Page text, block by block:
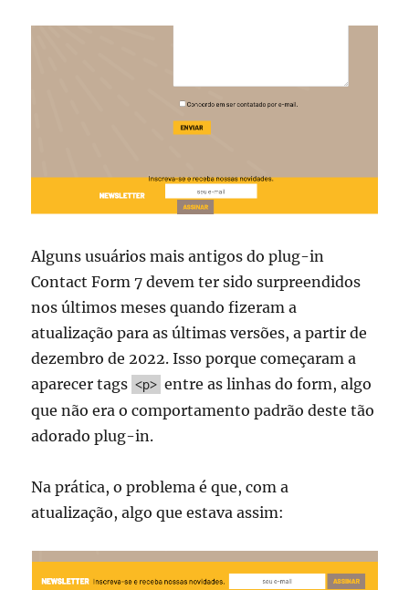
Alguns usuários mais antigos do plug-in
Contact Form 7 devem ter sido surpreendidos
nos últimos meses quando fizeram a
atualização para as últimas versões, a partir de
dezembro de 2022. Isso porque começaram a
aparecer tags <p> entre as linhas do form, algo
que não era o comportamento padrão deste tão
adorado plug-in.
Na prática, o problema é que, com a
atualização, algo que estava assim: